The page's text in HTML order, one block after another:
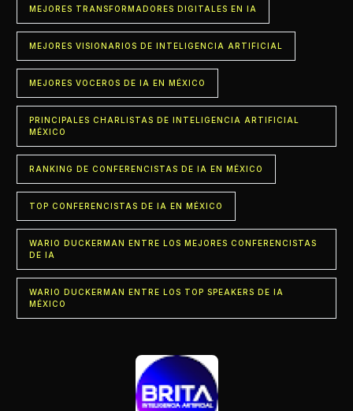
MEJORES TRANSFORMADORES DIGITALES EN IA
MEJORES VISIONARIOS DE INTELIGENCIA ARTIFICIAL
MEJORES VOCEROS DE IA EN MÉXICO
PRINCIPALES CHARLISTAS DE INTELIGENCIA ARTIFICIAL
MÉXICO
RANKING DE CONFERENCISTAS DE IA EN MÉXICO
TOP CONFERENCISTAS DE IA EN MÉXICO
WARIO DUCKERMAN ENTRE LOS MEJORES CONFERENCISTAS
DE IA
WARIO DUCKERMAN ENTRE LOS TOP SPEAKERS DE IA
MÉXICO